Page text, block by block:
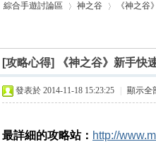
綜合手遊討論區
›
神之谷
›
《神之谷
[攻略心得] 《神之谷》新手快
發表於 2014-11-18 15:23:25 顯示全
最詳細的攻略站： http://